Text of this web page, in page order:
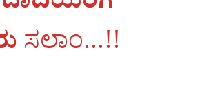
ಸಲಾಂ…!!